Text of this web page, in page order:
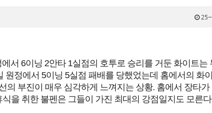
25-
서 6이닝 2안타 1실점의 호투로 승리를 거둔 화이트는
정에서 5이닝 5실점 패배를 당했었는데 홈에서의 화
부진이 매우 심각하게 느껴지는 상황. 홈에서 장타가
을 취한 불펜은 그들이 가진 최대의 강점일지도 모른